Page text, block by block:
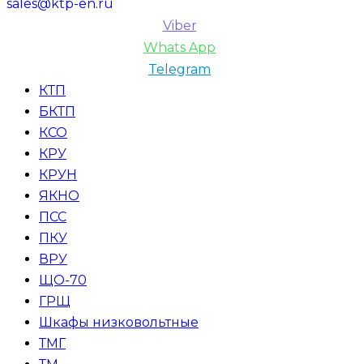
sales@ktp-en.ru
Viber
Whats App
Telegram
КТП
БКТП
КСО
КРУ
КРУН
ЯКНО
ПСС
ПКУ
ВРУ
ЩО-70
ГРЩ
Шкафы низковольтные
ТМГ